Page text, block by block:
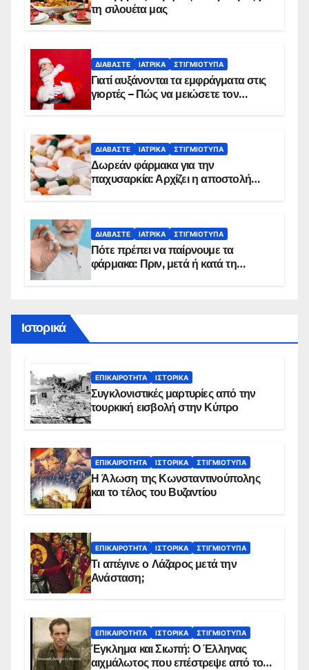
τη σιλουέτα μας
ΔΙΑΒΆΣΤΕ ΙΑΤΡΙΚΆ ΣΤΙΓΜΙΌΤΥΠΑ
Γιατί αυξάνονται τα εμφράγματα στις
γιορτές – Πώς να μειώσετε τον
ΔΙΑΒΆΣΤΕ ΙΑΤΡΙΚΆ ΣΤΙΓΜΙΌΤΥΠΑ
Δωρεάν φάρμακα για την
παχυσαρκία: Αρχίζει η αποστολή
ΔΙΑΒΆΣΤΕ ΙΑΤΡΙΚΆ ΣΤΙΓΜΙΌΤΥΠΑ
Πότε πρέπει να παίρνουμε τα
φάρμακα: Πριν, μετά ή κατά τη
Ιστορικά
ΕΠΙΚΑΙΡΌΤΗΤΑ ΙΣΤΟΡΙΚΆ
Συγκλονιστικές μαρτυρίες από την
τουρκική εισβολή στην Κύπρο
ΕΠΙΚΑΙΡΌΤΗΤΑ ΙΣΤΟΡΙΚΆ ΣΤΙΓΜΙΌΤΥΠΑ
Η Άλωση της Κωνσταντινούπολης
και το τέλος του Βυζαντίου
ΕΠΙΚΑΙΡΌΤΗΤΑ ΙΣΤΟΡΙΚΆ ΣΤΙΓΜΙΌΤΥΠΑ
Τι απέγινε ο Λάζαρος μετά την
Ανάσταση;
ΕΠΙΚΑΙΡΌΤΗΤΑ ΙΣΤΟΡΙΚΆ ΣΤΙΓΜΙΌΤΥΠΑ
Έγκλημα και Σιωπή: Ο Έλληνας
αιχμάλωτος που επέστρεψε από το